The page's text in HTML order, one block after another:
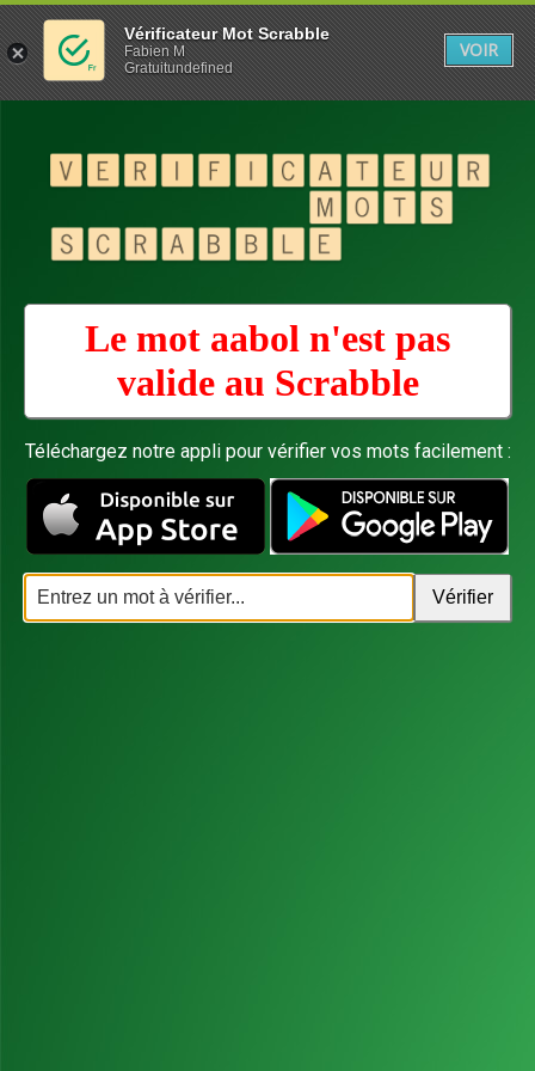
Le mot aabol n'est pas
valide au Scrabble
Téléchargez notre appli pour vérifier vos mots facilement :
Vérificateur Mot Scrabble
Fabien M
Gratuitundefined
VOIR